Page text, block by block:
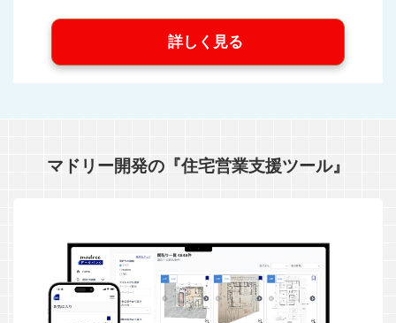
詳しく見る
マドリー開発の『住宅営業支援ツール』